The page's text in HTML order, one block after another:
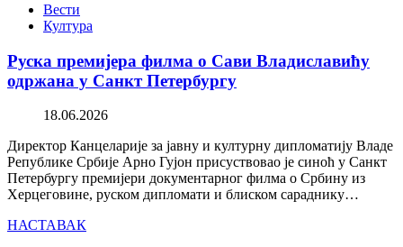
Вести
Култура
Руска премијера филма о Сави Владиславићу
одржана у Санкт Петербургу
18.06.2026
Директор Канцеларије за јавну и културну дипломатију Владе
Републике Србије Арно Гујон присуствовао је синоћ у Санкт
Петербургу премијери документарног филма о Србину из
Херцеговине, руском дипломати и блиском сараднику…
НАСТАВАК